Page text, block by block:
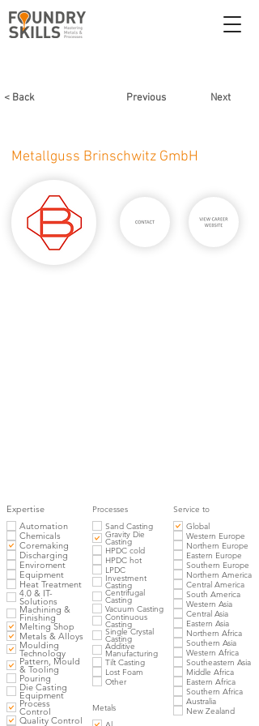
< Back Previous Next
Metallguss Brinschwitz GmbH
Expertise
Automation
Chemicals
Coremaking
Discharging
Enviroment
Equipment
Heat Treatment
4.0 & IT-
Solutions
Machining &
Finishing
Melting Shop
Metals & Alloys
Moulding
Technology
Pattern, Mould
& Tooling
Pouring
Die Casting
Equipment
Process
Control
Quality Control
Processes
Sand Casting
Gravity Die
Casting
HPDC cold
HPDC hot
LPDC
Investment
Casting
Centrifugal
Casting
Vacuum Casting
Continuous
Casting
Single Crystal
Casting
Additive
Manufacturing
Tilt Casting
Lost Foam
Other
Metals
Service to
Global
Western Europe
Northern Europe
Eastern Europe
Southern Europe
Northern America
Central America
South America
Western Asia
Central Asia
Eastern Asia
Northern Africa
Southern Asia
Western Africa
Southeastern Asia
Middle Africa
Eastern Africa
Southern Africa
Australia
New Zealand